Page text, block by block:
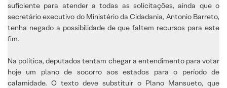
suficiente para atender a todas as solicitações, ainda que o
secretário executivo do Ministério da Cidadania, Antonio Barreto,
tenha negado a possibilidade de que faltem recursos para este
fim.
Na política, deputados tentam chegar a entendimento para votar
hoje um plano de socorro aos estados para o período de
calamidade. O texto deve substituir o Plano Mansueto, que